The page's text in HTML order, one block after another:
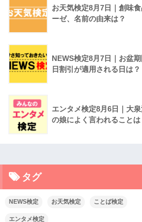
お天気検定8月7日｜創味
ーゼ、名前の由来は？
NEWS検定8月7日｜お盆
日割引が適用される日は？
エンタメ検定8月6日｜大
の娘によく言われることは
タグ
NEWS検定 お天気検定 ことば検定
エンタメ検定